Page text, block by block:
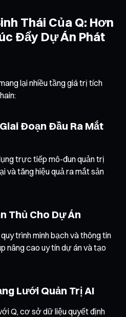
Thái Của Q: Hơn
Đẩy Dự Án Phát
lại nhiều tầng giá trị tích
Đoạn Đầu Ra Mắt
trực tiếp mô-đun quản trị
và tăng hiệu quả ra mắt sản
Thủ Cho Dự Án
trình minh bạch và thông tin
nâng cao uy tín dự án và tạo
Lưới Quản Trị AI
Q, cơ sở dữ liệu quyết định